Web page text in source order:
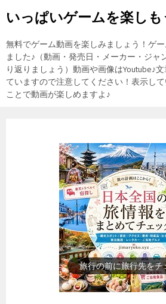
いっぱいゲームを楽しも
無料でゲーム動画を楽しみましょう！ゲ
ました♪（動画・発売日・メーカー・ジ
り返りましょう）動画や画像はYoutube♪
ていますので注意してください！表示し
ことで動画が楽しめますよ♪
歴史上の人物を動画